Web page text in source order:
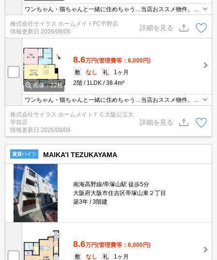
ワンちゃん・猫ちゃんと一緒に住めちゃう…当店おススメ物件。当
店【賃貸専門店舗】ですので関西圏の物件は全てお任せください！
どこにある物件でも当店までお気軽にお問い合わせくださいませ♪
株式会社サイラス ホームメイトFC平野店
情報更新日 2026/08/06
詳細を見る
画像：22枚
8.6万円(管理費等：6,000円)
敷
なし 礼
1ヶ月
2階
1LDK 38.4m²
ワンちゃん・猫ちゃんと一緒に住めちゃう…当店おススメ物件。当
店【賃貸専門店舗】ですので関西圏の物件は全てお任せください！
どこにある物件でも当店までお気軽にお問い合わせくださいませ♪
株式会社サイラス ホームメイトＦＣ大阪公立大
学前店
情報更新日 2026/08/06
詳細を見る
賃貸ハイツ MAIKA’I TEZUKAYAMA
南海高野線/帝塚山駅 徒歩5分
大阪府大阪市住吉区帝塚山東２丁目
築3年
3階建
8.6万円(管理費等：6,000円)
敷
なし 礼
1ヶ月